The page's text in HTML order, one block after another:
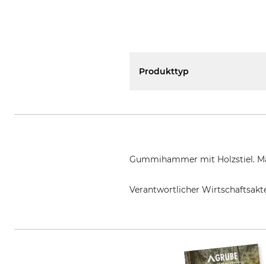
Produkttyp
Gummihammer mit Holzstiel.
Verantwortlicher